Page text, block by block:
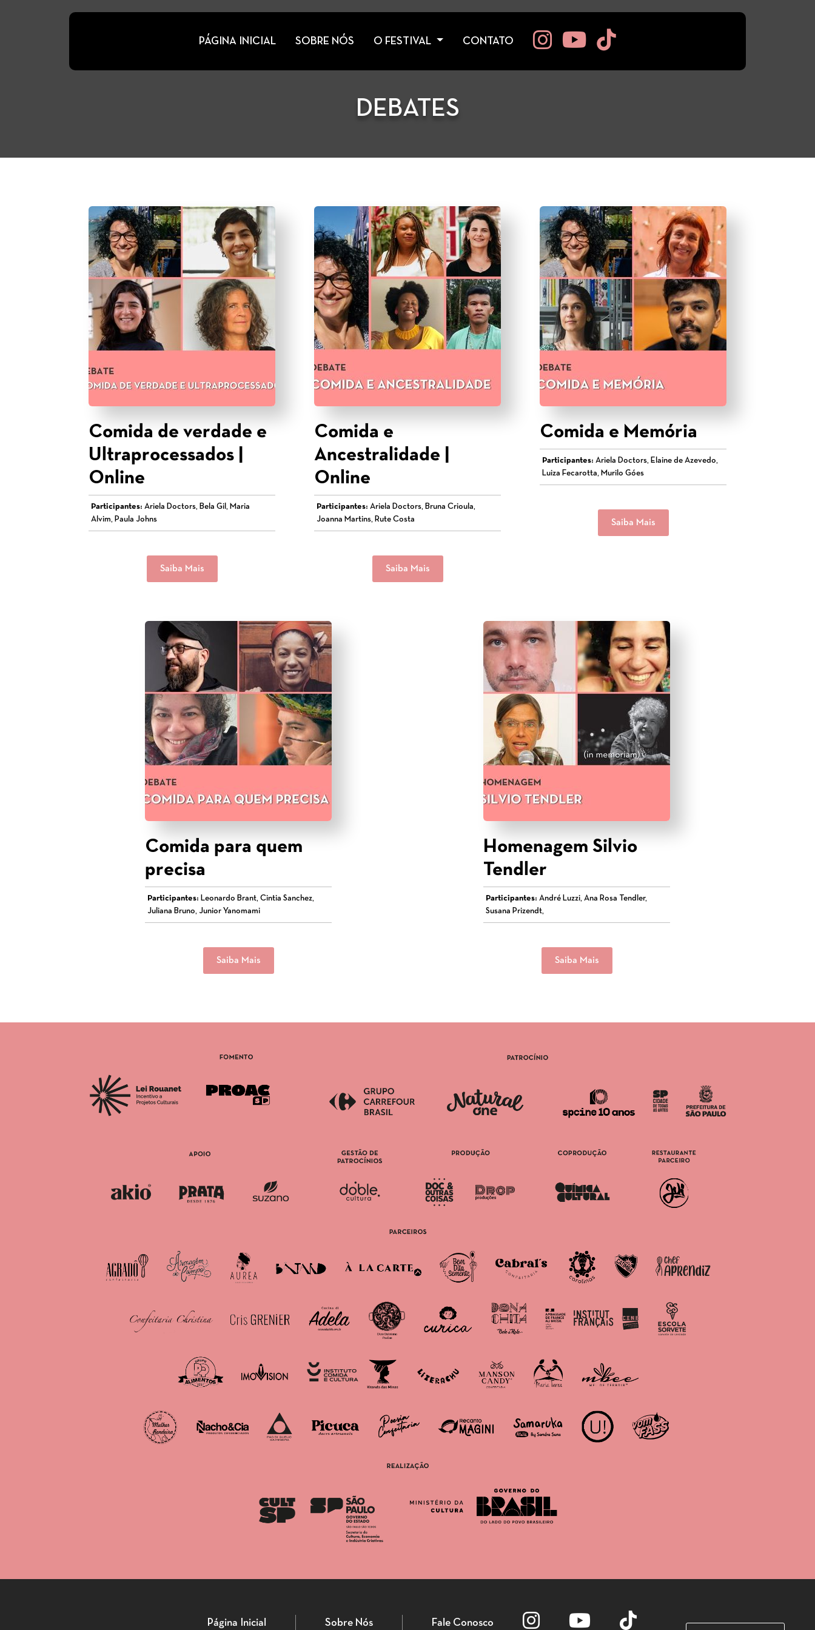
PÁGINA INICIAL SOBRE NÓS O FESTIVAL CONTATO
DEBATES
Comida de verdade e
Ultraprocessados |
Online
Participantes: Ariela Doctors, Bela Gil, Maria
Alvim, Paula Johns
Saiba Mais
Comida e
Ancestralidade |
Online
Participantes: Ariela Doctors, Bruna Crioula,
Joanna Martins, Rute Costa
Saiba Mais
Comida e Memória
Participantes: Ariela Doctors, Elaine de Azevedo,
Luiza Fecarotta, Murilo Góes
Saiba Mais
Comida para quem
precisa
Participantes: Leonardo Brant, Cintia Sanchez,
Juliana Bruno, Junior Yanomami
Saiba Mais
Homenagem Silvio
Tendler
Participantes: André Luzzi, Ana Rosa Tendler,
Susana Prizendt,
Saiba Mais
Página Inicial Sobre Nós Fale Conosco